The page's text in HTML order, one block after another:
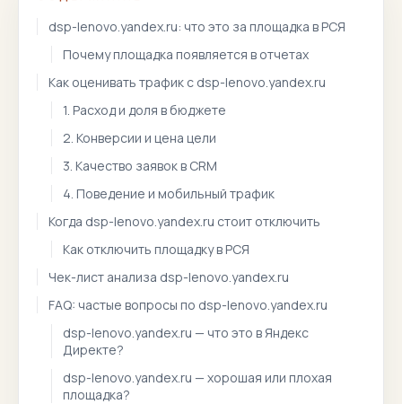
dsp-lenovo.yandex.ru: что это за площадка в РСЯ
Почему площадка появляется в отчетах
Как оценивать трафик с dsp-lenovo.yandex.ru
1. Расход и доля в бюджете
2. Конверсии и цена цели
3. Качество заявок в CRM
4. Поведение и мобильный трафик
Когда dsp-lenovo.yandex.ru стоит отключить
Как отключить площадку в РСЯ
Чек-лист анализа dsp-lenovo.yandex.ru
FAQ: частые вопросы по dsp-lenovo.yandex.ru
dsp-lenovo.yandex.ru — что это в Яндекс
Директе?
dsp-lenovo.yandex.ru — хорошая или плохая
площадка?